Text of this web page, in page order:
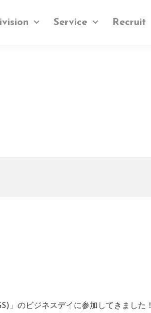
Service Recruit
」のビジネスデイに参加してきました！